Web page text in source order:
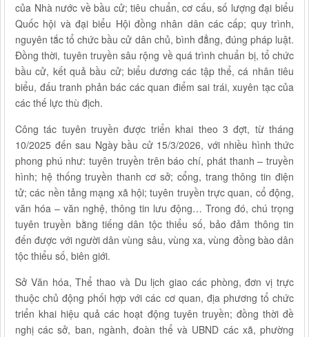
của Nhà nước về bầu cử; tiêu chuẩn, cơ cấu, số lượng đại biểu
Quốc hội và đại biểu Hội đồng nhân dân các cấp; quy trình,
nguyên tắc tổ chức bầu cử dân chủ, bình đẳng, đúng pháp luật.
Đồng thời, tuyên truyền sâu rộng về quá trình chuẩn bị, tổ chức
bầu cử, kết quả bầu cử; biểu dương các tập thể, cá nhân tiêu
biểu, đấu tranh phản bác các quan điểm sai trái, xuyên tạc của
các thế lực thù địch.
Công tác tuyên truyền được triển khai theo 3 đợt, từ tháng
10/2025 đến sau Ngày bầu cử 15/3/2026, với nhiều hình thức
phong phú như: tuyên truyền trên báo chí, phát thanh – truyền
hình; hệ thống truyền thanh cơ sở; cổng, trang thông tin điện
tử; các nền tảng mạng xã hội; tuyên truyền trực quan, cổ động,
văn hóa – văn nghệ, thông tin lưu động… Trong đó, chú trọng
tuyên truyền bằng tiếng dân tộc thiểu số, bảo đảm thông tin
đến được với người dân vùng sâu, vùng xa, vùng đồng bào dân
tộc thiểu số, biên giới.
Sở Văn hóa, Thể thao và Du lịch giao các phòng, đơn vị trực
thuộc chủ động phối hợp với các cơ quan, địa phương tổ chức
triển khai hiệu quả các hoạt động tuyên truyền; đồng thời đề
nghị các sở, ban, ngành, đoàn thể và UBND các xã, phường